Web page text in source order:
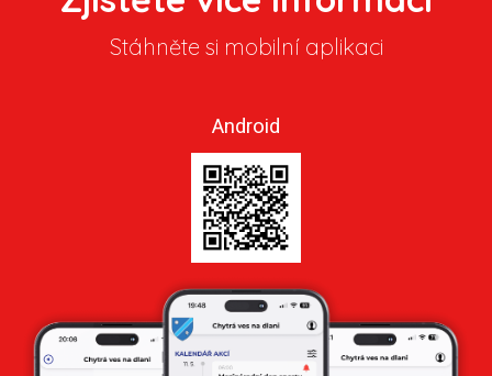
Stáhněte si mobilní aplikaci
Android